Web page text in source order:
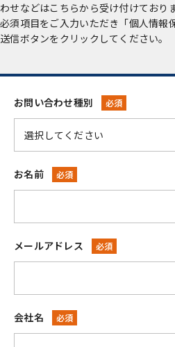
わせなどはこちらから受け付けておりま
必須項目をご入力いただき「個人情報
送信ボタンをクリックしてください。
お問い合わせ種別 必須
お名前 必須
メールアドレス 必須
会社名 必須